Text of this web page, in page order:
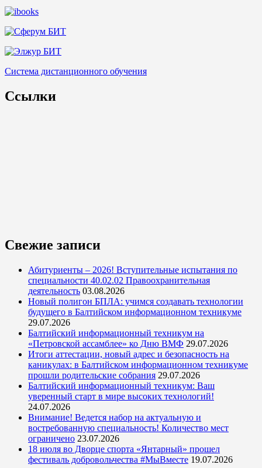
Система дистанционного обучения
Ссылки
Свежие записи
Абитуриенты – 2026! Вступительные испытания по
специальности 40.02.02 Правоохранительная
деятельность 03.08.2026
Новый полигон БПЛА: учимся создавать технологии
будущего в Балтийском информационном техникуме
29.07.2026
Балтийский информационный техникум на
«Петровской ассамблее» ко Дню ВМФ 29.07.2026
Итоги аттестации, новый адрес и безопасность на
каникулах: в Балтийском информационном техникуме
прошли родительские собрания 29.07.2026
Балтийский информационный техникум: Ваш
уверенный старт в мире высоких технологий!
24.07.2026
Внимание! Ведется набор на актуальную и
востребованную специальность! Количество мест
ограничено 23.07.2026
18 июля во Дворце спорта «Янтарный» прошел
фестиваль добровольчества #МыВместе 19.07.2026